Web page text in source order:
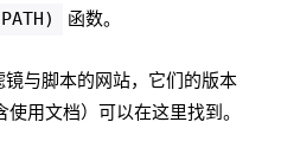
函数。
与脚本的网站，它们的版本
用文档）可以在这里找到。